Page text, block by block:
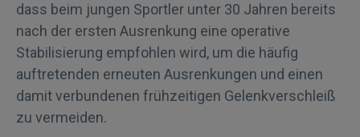
dass beim jungen Sportler unter 30 Jahren bereits
nach der ersten Ausrenkung eine operative
Stabilisierung empfohlen wird, um die häufig
auftretenden erneuten Ausrenkungen und einen
damit verbundenen frühzeitigen Gelenkverschleiß
zu vermeiden.